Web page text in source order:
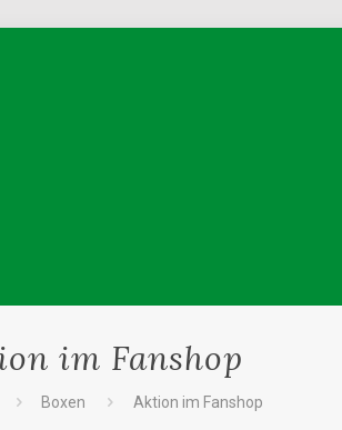
im Fanshop
Boxen Aktion im Fanshop